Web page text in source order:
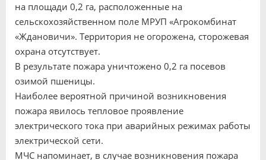
на площади 0,2 га, расположенные на
сельскохозяйственном поле МРУП «Агрокомбинат
«Ждановичи». Территория не огорожена, сторожевая
охрана отсутствует.
В результате пожара уничтожено 0,2 га посевов
озимой пшеницы.
Наиболее вероятной причиной возникновения
пожара явилось тепловое проявление
электрического тока при аварийных режимах работы
электрической сети.
МЧС напоминает, в случае возникновения пожара